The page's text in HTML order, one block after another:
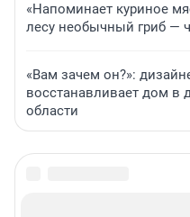
«Напоминает куриное
лесу необычный гриб —
«Вам зачем он?»:
восстанавливает дом в
области